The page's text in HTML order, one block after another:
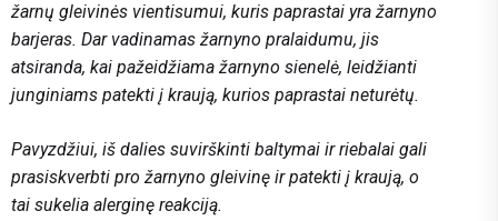
žarnų gleivinės vientisumui, kuris paprastai yra žarnyno
barjeras. Dar vadinamas žarnyno pralaidumu, jis
atsiranda, kai pažeidžiama žarnyno sienelė, leidžianti
junginiams patekti į kraują, kurios paprastai neturėtų.
Pavyzdžiui, iš dalies suvirškinti baltymai ir riebalai gali
prasiskverbti pro žarnyno gleivinę ir patekti į kraują, o
tai sukelia alerginę reakciją.